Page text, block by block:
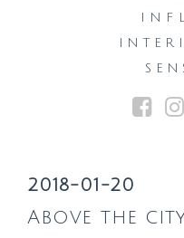
2018-01-20
Above the